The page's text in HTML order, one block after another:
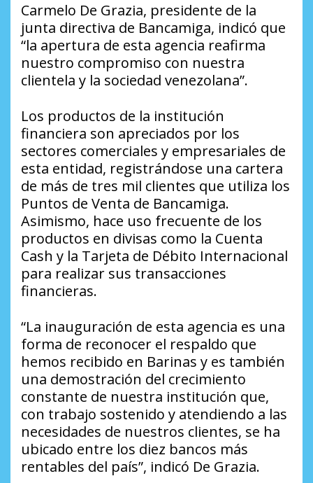
Carmelo De Grazia, presidente de la
junta directiva de Bancamiga, indicó que
“la apertura de esta agencia reafirma
nuestro compromiso con nuestra
clientela y la sociedad venezolana”.
Los productos de la institución
financiera son apreciados por los
sectores comerciales y empresariales de
esta entidad, registrándose una cartera
de más de tres mil clientes que utiliza los
Puntos de Venta de Bancamiga.
Asimismo, hace uso frecuente de los
productos en divisas como la Cuenta
Cash y la Tarjeta de Débito Internacional
para realizar sus transacciones
financieras.
“La inauguración de esta agencia es una
forma de reconocer el respaldo que
hemos recibido en Barinas y es también
una demostración del crecimiento
constante de nuestra institución que,
con trabajo sostenido y atendiendo a las
necesidades de nuestros clientes, se ha
ubicado entre los diez bancos más
rentables del país”, indicó De Grazia.